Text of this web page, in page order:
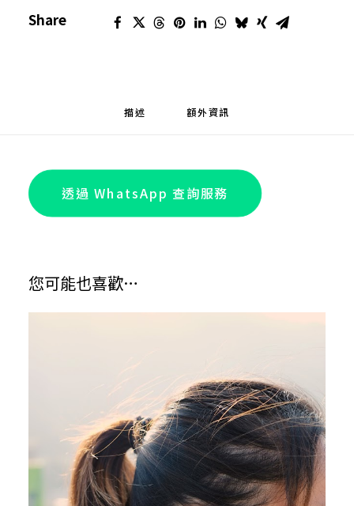
Share
描述 額外資訊
透過 WhatsApp 查詢服務
您可能也喜歡…